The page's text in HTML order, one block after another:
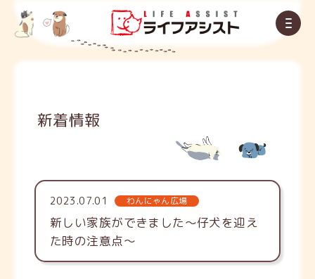
新着情報
2023.07.01 わんにゃん広場
新しい家族ができました～仔犬を迎え
た時の注意点～